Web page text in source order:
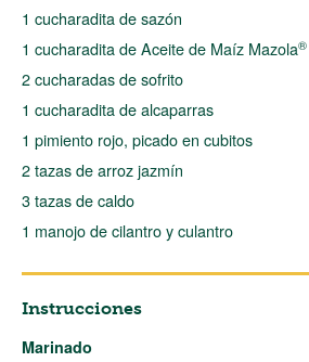
1 cucharadita de sazón
1 cucharadita de Aceite de Maíz Mazola®
2 cucharadas de sofrito
1 cucharadita de alcaparras
1 pimiento rojo, picado en cubitos
2 tazas de arroz jazmín
3 tazas de caldo
1 manojo de cilantro y culantro
Instrucciones
Marinado